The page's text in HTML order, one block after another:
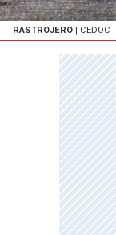
RASTROJERO | CEDOC